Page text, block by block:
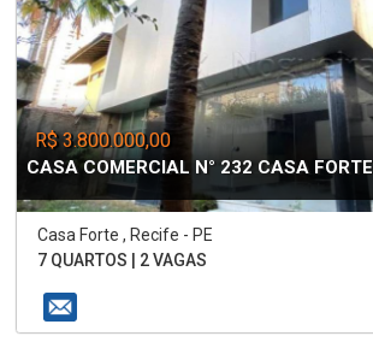
R$ 3.800.000,00
CASA COMERCIAL N° 232 CASA FORTE
Casa Forte , Recife - PE
7 QUARTOS | 2 VAGAS